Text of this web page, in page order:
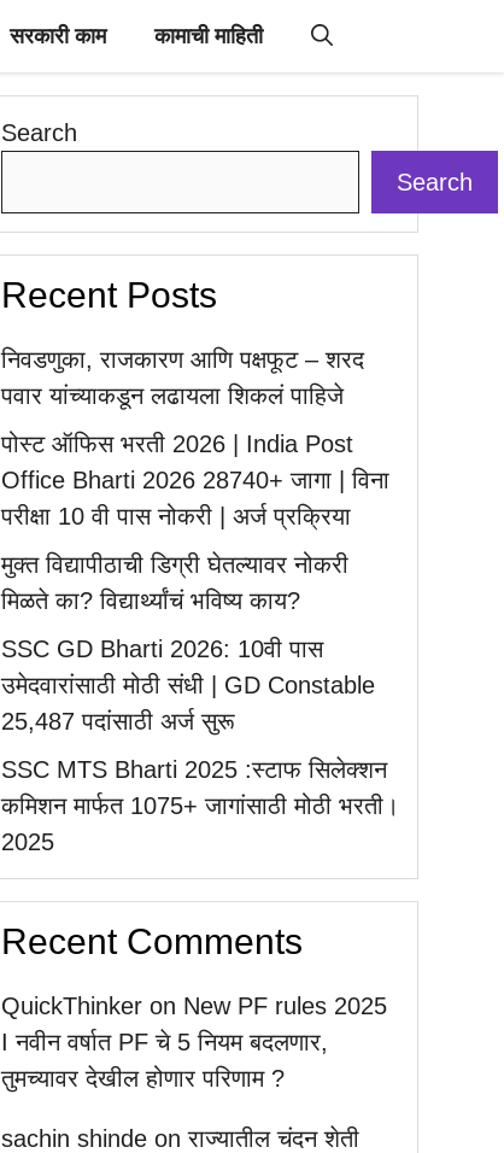
सरकारी काम कामाची माहिती
Search
Search
Recent Posts
निवडणुका, राजकारण आणि पक्षफूट – शरद
पवार यांच्याकडून लढायला शिकलं पाहिजे
पोस्ट ऑफिस भरती 2026 | India Post
Office Bharti 2026 28740+ जागा | विना
परीक्षा 10 वी पास नोकरी | अर्ज प्रक्रिया
मुक्त विद्यापीठाची डिग्री घेतल्यावर नोकरी
मिळते का? विद्यार्थ्यांचं भविष्य काय?
SSC GD Bharti 2026: 10वी पास
उमेदवारांसाठी मोठी संधी | GD Constable
25,487 पदांसाठी अर्ज सुरू
SSC MTS Bharti 2025 :स्टाफ सिलेक्शन
कमिशन मार्फत 1075+ जागांसाठी मोठी भरती।
2025
Recent Comments
QuickThinker on New PF rules 2025
I नवीन वर्षात PF चे 5 नियम बदलणार,
तुमच्यावर देखील होणार परिणाम ?
sachin shinde onराज्यातील चंदन शेती